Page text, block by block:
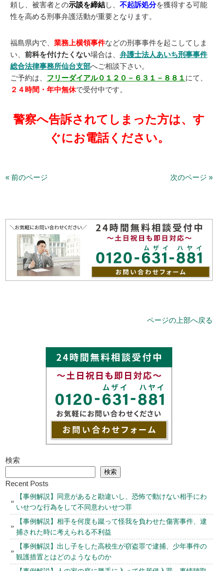
頼し、被害者との示談を締結し、不起訴処分を獲得する可能
性を高める刑事弁護活動が重要となります。
福島県内で、業務上横領事件などの刑事事件を起こしてしま
い、前科を付けたくない場合は、弁護士法人あいち刑事事件
総合法律事務所仙台支部へご相談下さい。
ご予約は、 フリーダイアル０１２０－６３１－８８１ にて、
２４時間・年中無休で受付中です。
警察へ告訴されてしまった方は、す
ぐにお電話ください。
« 前のページ 次のページ »
ページの上部へ戻る
検索
検索
Recent Posts
【事例解説】同意があると勘違いし、恐怖で動けない相手にわ
いせつな行為をして不同意わいせつ罪
【事例解説】相手を何度も蹴って怪我を負わせた傷害事件、逮
捕された時に考えられる不利益
【事例解説】出し子をした高校生が窃盗罪で逮捕、少年事件の
観護措置とはどのようなものか